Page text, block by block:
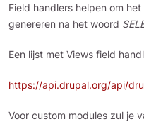
Field handlers helpen om
genereren na het woord
Een lijst met Views field
https://api.drupal.org/api/
Voor custom modules zul je